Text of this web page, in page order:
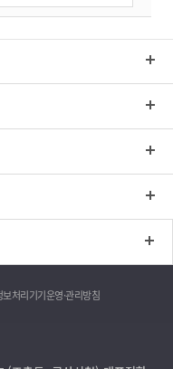
처리기기운영·관리방침